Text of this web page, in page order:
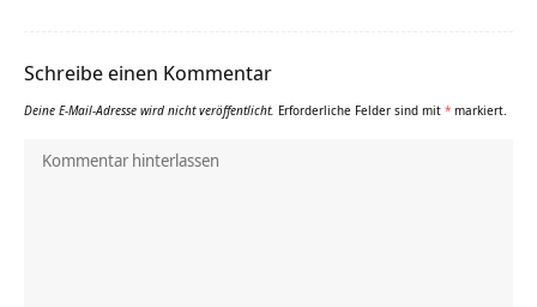
Schreibe einen Kommentar
Deine E-Mail-Adresse wird nicht veröffentlicht. Erforderliche Felder sind mit * markiert.